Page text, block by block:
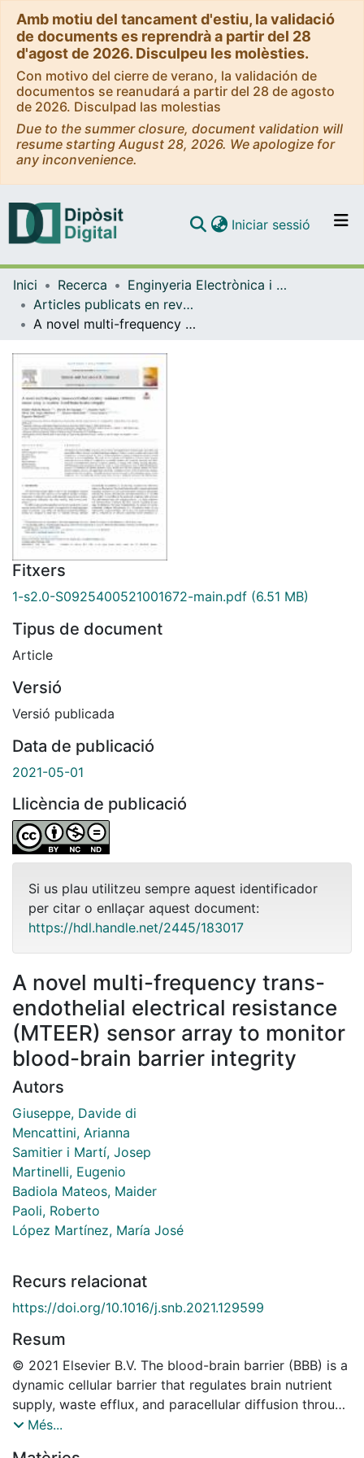
Amb motiu del tancament d'estiu, la validació
de documents es reprendrà a partir del 28
d'agost de 2026. Disculpeu les molèsties.
Con motivo del cierre de verano, la validación de
documentos se reanudará a partir del 28 de agosto
de 2026. Disculpad las molestias
Due to the summer closure, document validation will
resume starting August 28, 2026. We apologize for
any inconvenience.
Navega per tot el DD
Iniciar sessió (current)
Inici Recerca
Enginyeria Electrònica i Biomèdica
Articles publicats en revistes (Enginyeria Electrònica i Biomèdica)
A novel multi-frequency trans-endothelial electrical resistance (MTEER) sensor array to monitor blood-brain barrier integrity
Fitxers
1-s2.0-S0925400521001672-main.pdf (6.51 MB)
Tipus de document
Article
Versió
Versió publicada
Data de publicació
2021-05-01
Llicència de publicació
Si us plau utilitzeu sempre aquest identificador
per citar o enllaçar aquest document:
https://hdl.handle.net/2445/183017
A novel multi-frequency trans-
endothelial electrical resistance
(MTEER) sensor array to monitor
blood-brain barrier integrity
Autors
Giuseppe, Davide di
Mencattini, Arianna
Samitier i Martí, Josep
Martinelli, Eugenio
Badiola Mateos, Maider
Paoli, Roberto
López Martínez, María José
Recurs relacionat
https://doi.org/10.1016/j.snb.2021.129599
Resum
© 2021 Elsevier B.V. The blood-brain barrier (BBB) is a
dynamic cellular barrier that regulates brain nutrient
supply, waste efflux, and paracellular diffusion through
specialized junctional complexes. Finding a system to
Més...